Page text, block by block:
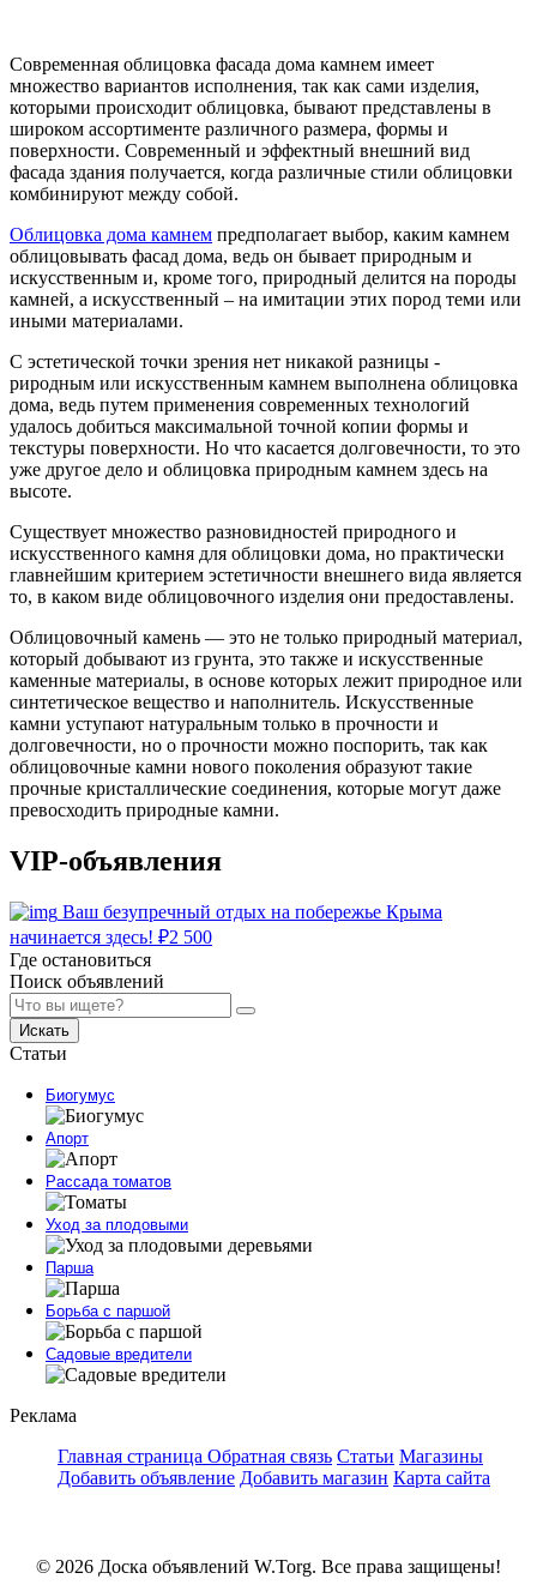
Современная облицовка фасада дома камнем имеет
множество вариантов исполнения, так как сами изделия,
которыми происходит облицовка, бывают представлены в
широком ассортименте различного размера, формы и
поверхности. Современный и эффектный внешний вид
фасада здания получается, когда различные стили облицовки
комбинируют между собой.
Облицовка дома камнем предполагает выбор, каким камнем
облицовывать фасад дома, ведь он бывает природным и
искусственным и, кроме того, природный делится на породы
камней, а искусственный – на имитации этих пород теми или
иными материалами.
С эстетической точки зрения нет никакой разницы -
риродным или искусственным камнем выполнена облицовка
дома, ведь путем применения современных технологий
удалось добиться максимальной точной копии формы и
текстуры поверхности. Но что касается долговечности, то это
уже другое дело и облицовка природным камнем здесь на
высоте.
Существует множество разновидностей природного и
искусственного камня для облицовки дома, но практически
главнейшим критерием эстетичности внешнего вида является
то, в каком виде облицовочного изделия они предоставлены.
Облицовочный камень — это не только природный материал,
который добывают из грунта, это также и искусственные
каменные материалы, в основе которых лежит природное или
синтетическое вещество и наполнитель. Искусственные
камни уступают натуральным только в прочности и
долговечности, но о прочности можно поспорить, так как
облицовочные камни нового поколения образуют такие
прочные кристаллические соединения, которые могут даже
превосходить природные камни.
VIP-объявления
Ваш безупречный отдых на побережье Крыма
начинается здесь! ₽2 500
Где остановиться
Поиск объявлений
Искать
Статьи
Биогумус
Апорт
Рассада томатов
Уход за плодовыми
Парша
Борьба с паршой
Садовые вредители
Реклама
Главная страница Обратная связь Статьи Магазины
Добавить объявление Добавить магазин Карта сайта
© 2026 Доска объявлений W.Torg. Все права защищены!